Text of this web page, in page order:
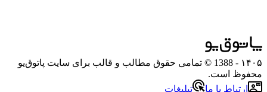
۱۴۰۵
- 1388 © تمامی حقوق مطالب و قالب برای سایت پاتوق‌یو
محفوظ است.
ارتباط با ما
تبلیغات